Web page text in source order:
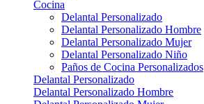
Cocina
Delantal Personalizado
Delantal Personalizado Hombre
Delantal Personalizado Mujer
Delantal Personalizado Niño
Paños de Cocina Personalizados
Delantal Personalizado
Delantal Personalizado Hombre